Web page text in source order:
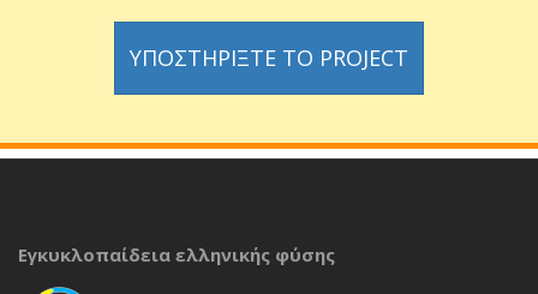
ΥΠΟΣΤΗΡΊΞΤΕ ΤΟ PROJECT
Εγκυκλοπαίδεια ελληνικής φύσης